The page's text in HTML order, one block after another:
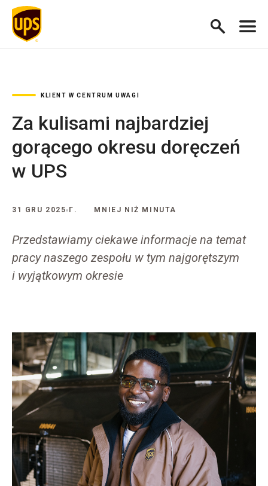
KLIENT W CENTRUM UWAGI
Za kulisami najbardziej
gorącego okresu doręczeń
w UPS
31 GRU 2025 Г. MNIEJ NIŻ MINUTA
Przedstawiamy ciekawe informacje na temat
pracy naszego zespołu w tym najgorętszym
i wyjątkowym okresie